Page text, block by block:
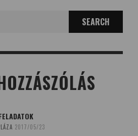
2017/05/23